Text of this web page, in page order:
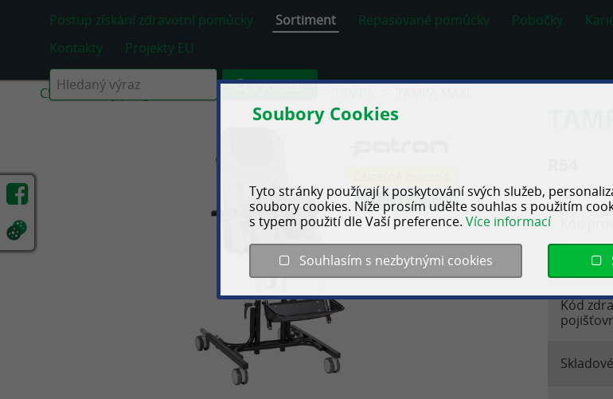
Soubory Cookies
Tyto stránky používají k poskytování svých služeb,
soubory cookies. Níže prosím udělte souhlas s použitím
s typem použití dle Vaší preference. Více informací
Souhlasím s nezbytnými cookies
Postup získání zdravotní pomůcky Sortiment Repasované pomůcky Pobočky
Kontakty
Projekty EU
Vyhledat
CS Dětský program
Nutné zaměření
Úhrada:
Kód